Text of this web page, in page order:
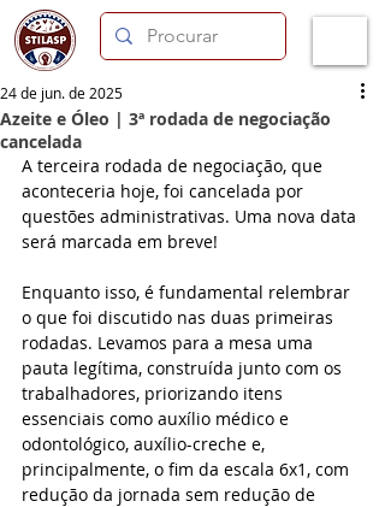
Azeite e Óleo | 3ª rodada de negociação
cancelada
24 de jun. de 2025
A terceira rodada de negociação, que
aconteceria hoje, foi cancelada por
questões administrativas. Uma nova data
será marcada em breve!
Enquanto isso, é fundamental relembrar
o que foi discutido nas duas primeiras
rodadas. Levamos para a mesa uma
pauta legítima, construída junto com os
trabalhadores, priorizando itens
essenciais como auxílio médico e
odontológico, auxílio-creche e,
principalmente, o fim da escala 6x1, com
redução da jornada sem redução de